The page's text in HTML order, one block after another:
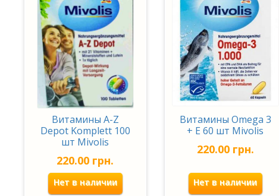
Витамины A-Z
Depot Komplett 100
шт Mivolis
220.00 грн.
Нет в наличии
Витамины Omega 3
+ E 60 шт Mivolis
220.00 грн.
Нет в наличии